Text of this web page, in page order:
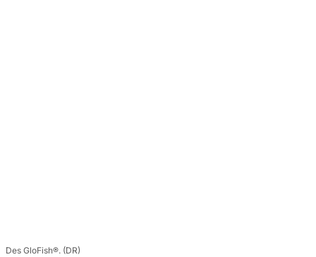
Des GloFish®. (DR)